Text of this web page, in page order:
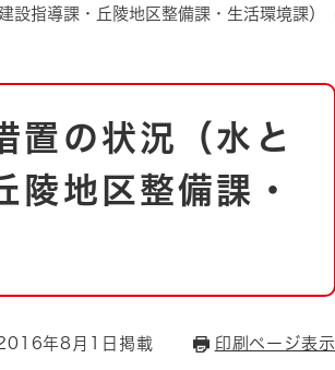
振興 税金
画情報 人権・平和
とじる
設指導課・丘陵地区整備課・生活環境課）
置の状況（水と
陵地区整備課・
年8月1日掲載 印刷ページ表示